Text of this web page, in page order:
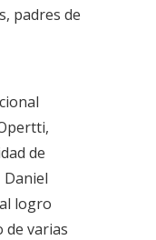
padres de
de
Daniel
logro
de varias